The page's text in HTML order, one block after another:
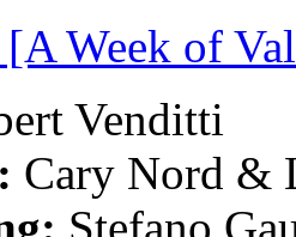
[A Week of
Venditti
Cary Nord &